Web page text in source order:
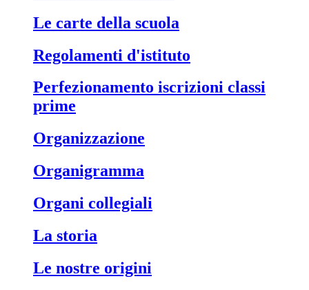
le carte della scuola
regolamenti d'istituto
perfezionamento iscrizioni classi
prime
organizzazione
organigramma
organi collegiali
la storia
le nostre origini